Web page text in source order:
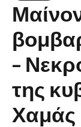
–
της
Χαμάς